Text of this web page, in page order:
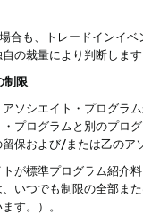
合も、トレードインイ
の裁量により判断します
制限
ソシエイト・プログラ
プログラムと別のプロ
保および/または乙のア
が標準プログラム紹介
いつでも制限の全部ま
す。）。